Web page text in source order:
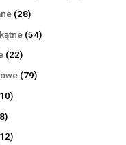
2828
produktów
5454
2222
produkty
7979
1010
88
produktów
1212